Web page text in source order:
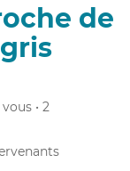
de
• 2